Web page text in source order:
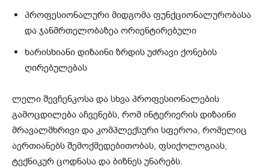
პროფესიონალური მიდგომა ფუნქციონალურობასა
და ჯანმრთელობაზეა ორიენტირებული
ხარისხიანი დიზაინი ზრდის უძრავი ქონების
ღირებულებას
ლელი შევჩენკოსა და სხვა პროფესიონალების
გამოცდილება აჩვენებს, რომ ინტერიერის დიზაინი
მრავალმხრივი და კომპლექსური სფეროა, რომელიც
აერთიანებს შემოქმედებითობას, ფსიქოლოგიას,
ტექნიკურ ცოდნასა და ბიზნეს უნარებს.